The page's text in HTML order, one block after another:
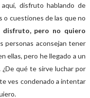
disfruto hablando de
o cuestiones de las que no
disfruto, pero no quiero
personas aconsejan tener
ellas, pero he llegado a un
qué te sirve luchar por
ves condenado a intentar